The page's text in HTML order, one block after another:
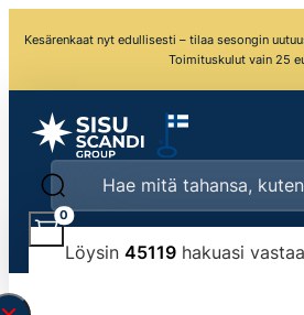
Kesärenkaat nyt edullisesti – tilaa sesongin
Toimituskulut vain 25
Löysin 45119hakuasi
0